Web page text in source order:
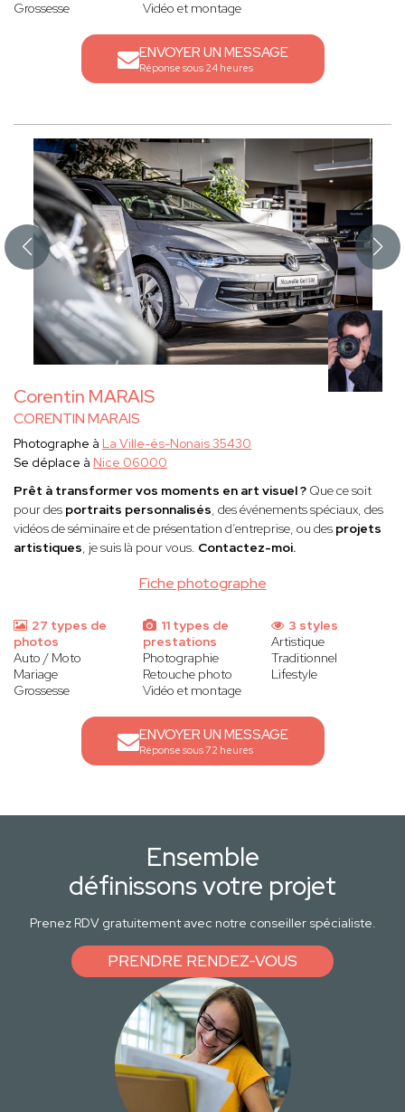
Grossesse
Vidéo et montage
ENVOYER UN MESSAGE
Réponse sous 24 heures
Corentin MARAIS
CORENTIN MARAIS
Fiche photographe
Photographe à La Ville-és-Nonais 35430
Se déplace à Nice 06000
Prêt à transformer vos moments en art visuel ? Que ce soit
pour des portraits personnalisés, des événements spéciaux, des
vidéos de séminaire et de présentation d’entreprise, ou des projets
artistiques, je suis là pour vous. Contactez-moi.
27 types de
photos
Auto / Moto
Mariage
Grossesse
11 types de
prestations
Photographie
Retouche photo
Vidéo et montage
3 styles
Artistique
Traditionnel
Lifestyle
ENVOYER UN MESSAGE
Réponse sous 72 heures
Ensemble
définissons votre projet
Prenez RDV gratuitement avec notre conseiller spécialiste.
PRENDRE RENDEZ-VOUS